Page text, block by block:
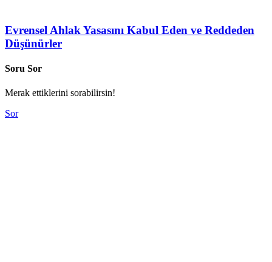
Evrensel Ahlak Yasasını Kabul Eden ve Reddeden
Düşünürler
Soru Sor
Merak ettiklerini sorabilirsin!
Sor